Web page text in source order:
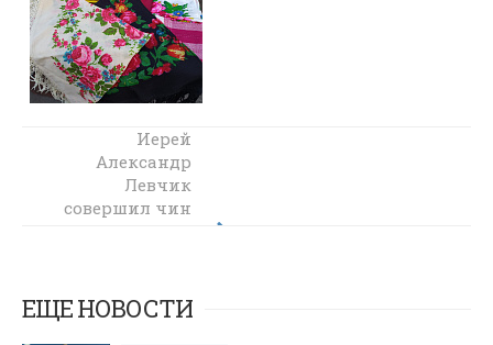
Молодежный
актив
Нижнедонского
благочиния
принял участие
Ростовской
области
Иерей
Александр
Левчик
совершил чин
погибшим в
Афганской войне
ЕЩЕ НОВОСТИ